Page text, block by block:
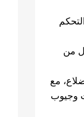
من
ألمنيوم قياس 24 إنش بـ 7 أضلاع، مع
وجيوب